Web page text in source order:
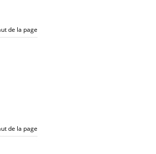
de la page
de la page